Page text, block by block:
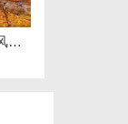
红果影视：引领数字时代影视娱乐新风潮的多元化平台